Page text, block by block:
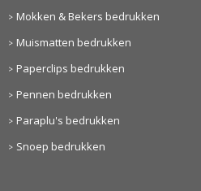
Mokken & Bekers bedrukken
Muismatten bedrukken
Paperclips bedrukken
Pennen bedrukken
Paraplu's bedrukken
Snoep bedrukken